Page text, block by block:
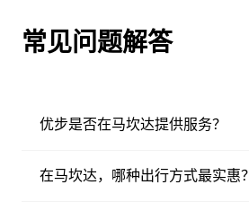
常见问题解答
优步是否在马坎达提供服务？
在马坎达，哪种出行方式最实惠？